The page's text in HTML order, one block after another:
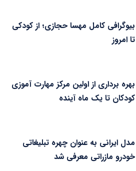
بیوگرافی کامل مهسا حجازی؛ از کودکی
تا امروز
بهره برداری از اولین مرکز مهارت آموزی
کودکان تا یک ماه آینده
مدل ایرانی به عنوان چهره تبلیغاتی
خودرو مازراتی معرفی شد